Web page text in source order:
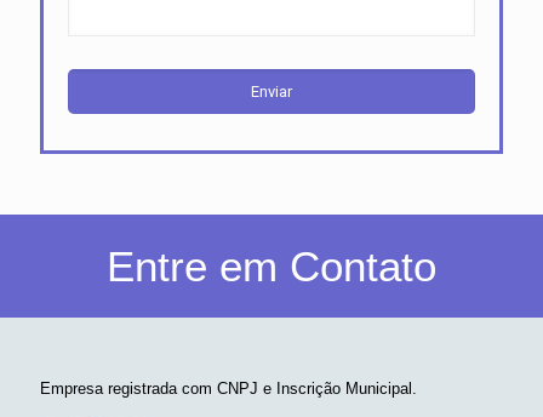
Entre em Contato
Empresa registrada com CNPJ e Inscrição Municipal.